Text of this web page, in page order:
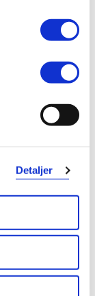
Detaljer
0
0